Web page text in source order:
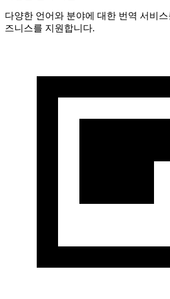
다양한 언어와 분야에 대한 번역 서비스
즈니스를 지원합니다.